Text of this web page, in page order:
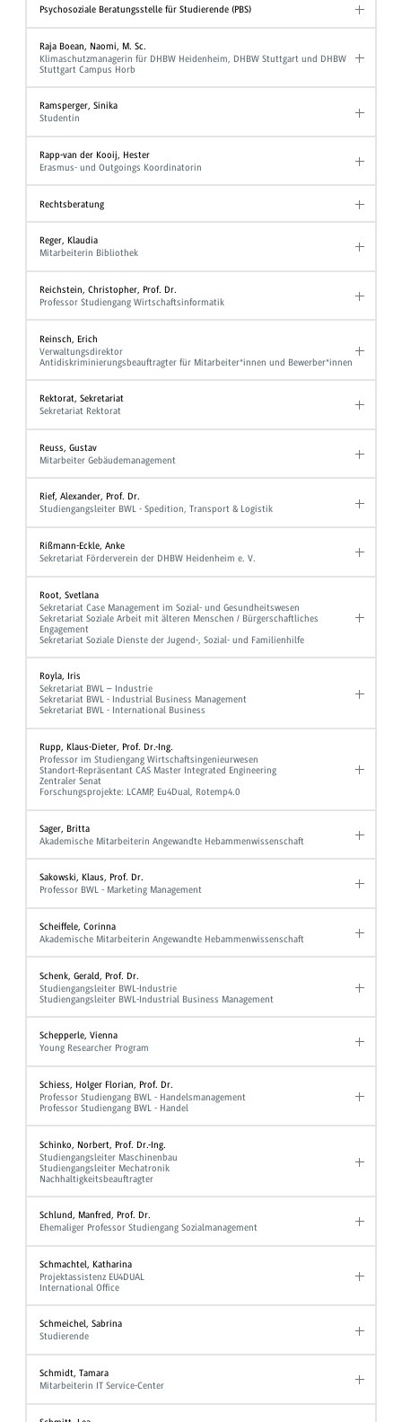
Psychosoziale Beratungsstelle für Studierende (PBS)
Raja Boean, Naomi, M. Sc.
Klimaschutzmanagerin für DHBW Heidenheim, DHBW Stuttgart und DHBW
Stuttgart Campus Horb
Ramsperger, Sinika
Studentin
Rapp-van der Kooij, Hester
Erasmus- und Outgoings Koordinatorin
Rechtsberatung
Reger, Klaudia
Mitarbeiterin Bibliothek
Reichstein, Christopher, Prof. Dr.
Professor Studiengang Wirtschaftsinformatik
Reinsch, Erich
Verwaltungsdirektor
Antidiskriminierungsbeauftragter für Mitarbeiter*innen und Bewerber*innen
Rektorat, Sekretariat
Sekretariat Rektorat
Reuss, Gustav
Mitarbeiter Gebäudemanagement
Rief, Alexander, Prof. Dr.
Studiengangsleiter BWL - Spedition, Transport & Logistik
Rißmann-Eckle, Anke
Sekretariat Förderverein der DHBW Heidenheim e. V.
Root, Svetlana
Sekretariat Case Management im Sozial- und Gesundheitswesen
Sekretariat Soziale Arbeit mit älteren Menschen / Bürgerschaftliches
Engagement
Sekretariat Soziale Dienste der Jugend-, Sozial- und Familienhilfe
Royla, Iris
Sekretariat BWL – Industrie
Sekretariat BWL - Industrial Business Management
Sekretariat BWL - International Business
Rupp, Klaus-Dieter, Prof. Dr.-Ing.
Professor im Studiengang Wirtschaftsingenieurwesen
Standort-Repräsentant CAS Master Integrated Engineering
Zentraler Senat
Forschungsprojekte: LCAMP, Eu4Dual, Rotemp4.0
Sager, Britta
Akademische Mitarbeiterin Angewandte Hebammenwissenschaft
Sakowski, Klaus, Prof. Dr.
Professor BWL - Marketing Management
Scheiffele, Corinna
Akademische Mitarbeiterin Angewandte Hebammenwissenschaft
Schenk, Gerald, Prof. Dr.
Studiengangsleiter BWL-Industrie
Studiengangsleiter BWL-Industrial Business Management
Schepperle, Vienna
Young Researcher Program
Schiess, Holger Florian, Prof. Dr.
Professor Studiengang BWL - Handelsmanagement
Professor Studiengang BWL - Handel
Schinko, Norbert, Prof. Dr.-Ing.
Studiengangsleiter Maschinenbau
Studiengangsleiter Mechatronik
Nachhaltigkeitsbeauftragter
Schlund, Manfred, Prof. Dr.
Ehemaliger Professor Studiengang Sozialmanagement
Schmachtel, Katharina
Projektassistenz EU4DUAL
International Office
Schmeichel, Sabrina
Studierende
Schmidt, Tamara
Mitarbeiterin IT Service-Center